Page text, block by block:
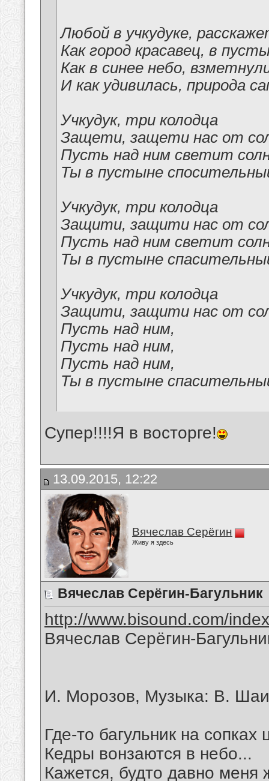
Любой в учкудуке,
Как город красавец, в
Как в синее небо,
И как удивилась, природа
Учкудук, три колодца
Защети, защети нас от
Пусть над ним светит
Ты в пустыне
Учкудук, три колодца
Защити, защити нас от
Пусть над ним светит
Ты в пустыне
Учкудук, три колодца
Защити, защити нас от
Пусть над ним,
Пусть над ним,
Пусть над ним,
Ты в пустыне
Супер!!!!Я в восторге!
13.09.2015, 12:22
Вячеслав Серёгин
Живу я здесь
Вячеслав Серёгин-Багульник
http://www.bisound.com/
Вячеслав Серёгин-
И. Морозов, Музыка: В.
Где-то багульник на сопках
Кедры вонзаются в небо...
Кажется, будто давно меня